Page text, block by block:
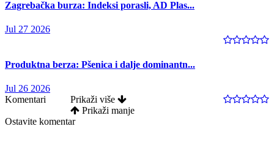
Zagrebačka burza: Indeksi porasli, AD Plas...
Jul 27 2026
Produktna berza: Pšenica i dalje dominantn...
Jul 26 2026
Komentari
Prikaži više
Prikaži manje
Ostavite komentar